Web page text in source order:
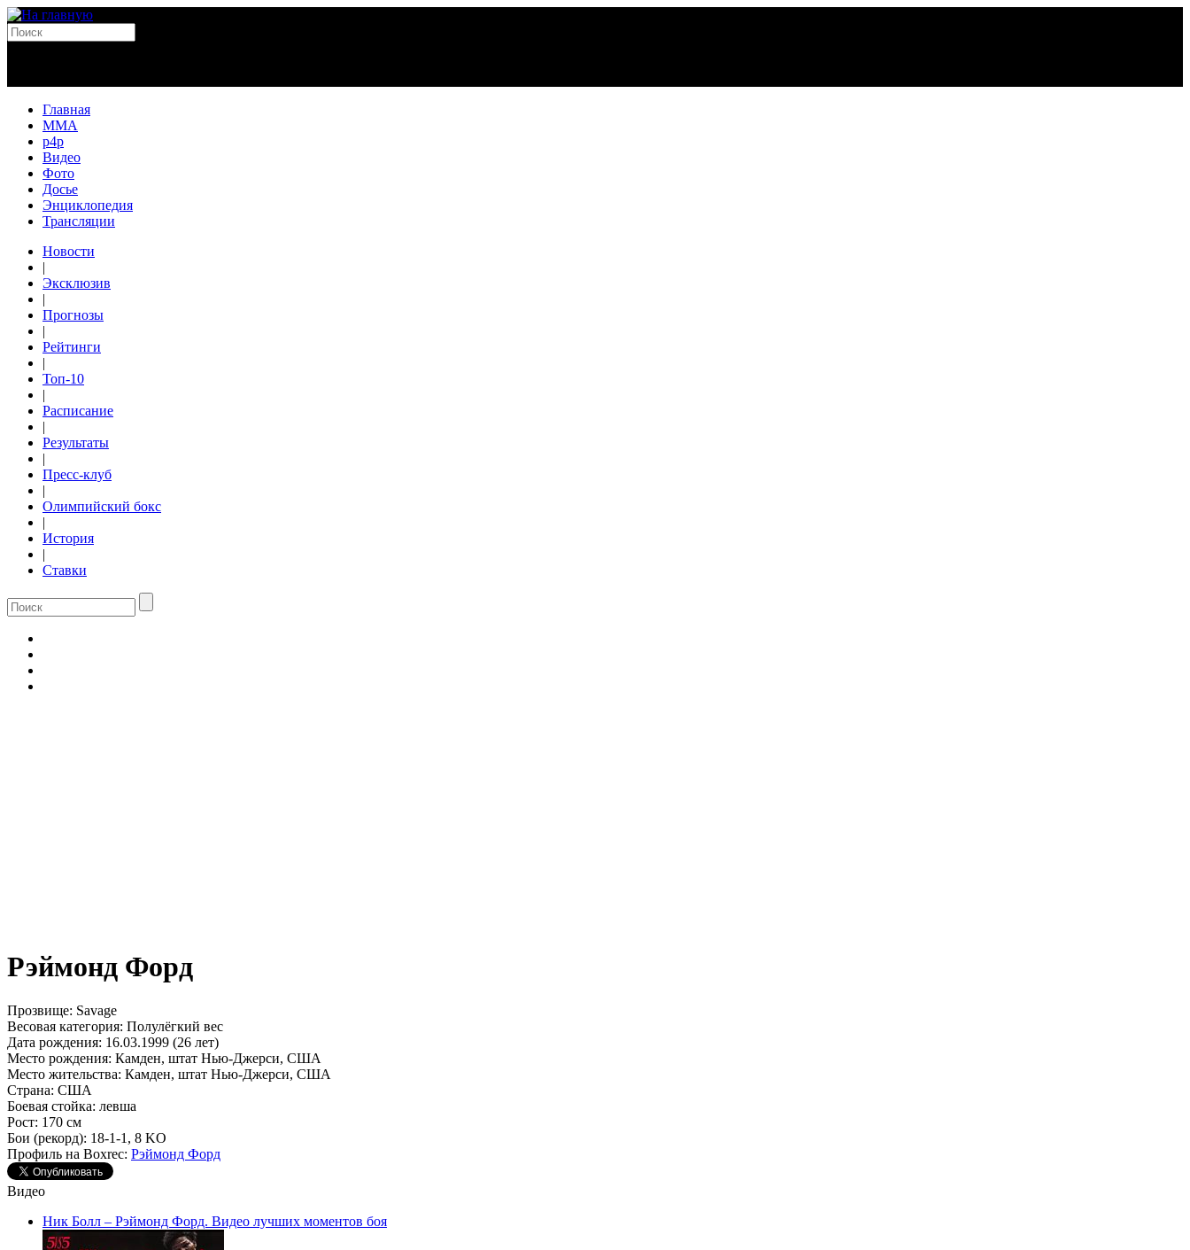
Главная
MMA
p4p
Видео
Фото
Досье
Энциклопедия
Трансляции
Новости
|
Эксклюзив
|
Прогнозы
|
Рейтинги
|
Топ-10
|
Расписание
|
Результаты
|
Пресс-клуб
|
Олимпийский бокс
|
История
|
Ставки
Рэймонд Форд
Прозвище: Savage
Весовая категория: Полулёгкий вес
Дата рождения: 16.03.1999 (26 лет)
Место рождения: Камден, штат Нью-Джерси, США
Место жительства: Камден, штат Нью-Джерси, США
Страна: США
Боевая стойка: левша
Рост: 170 см
Бои (рекорд): 18-1-1, 8 KO
Профиль на Boxrec: Рэймонд Форд
Видео
Ник Болл – Рэймонд Форд. Видео лучших моментов боя